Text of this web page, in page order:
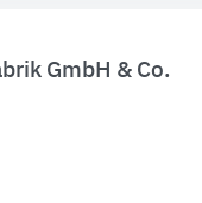
GmbH & Co.